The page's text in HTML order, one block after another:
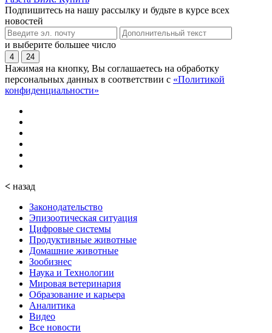
Подпишитесь на нашу рассылку и будьте в курсе всех
новостей
и выберите большее число
4 24
Нажимая на кнопку, Вы соглашаетесь на обработку
персональных данных в соответствии с «Политикой
конфиденциальности»
< назад
Законодательство
Эпизоотическая ситуация
Цифровые системы
Продуктивные животные
Домашние животные
Зообизнес
Наука и Технологии
Мировая ветеринария
Образование и карьера
Аналитика
Видео
Все новости